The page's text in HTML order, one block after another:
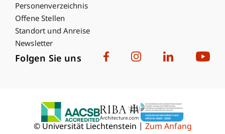
Personenverzeichnis
Offene Stellen
Standort und Anreise
Newsletter
Folgen Sie uns
© Universität Liechtenstein Zum Anfang